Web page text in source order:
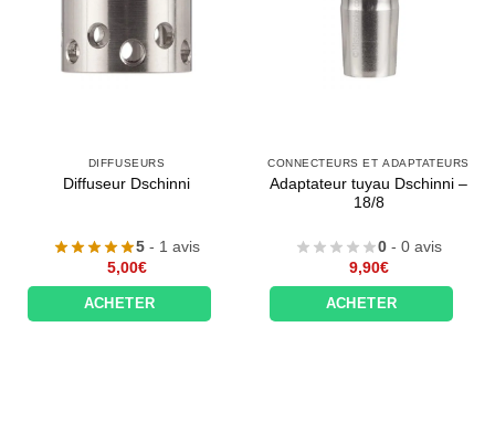
DIFFUSEURS
Diffuseur Dschinni
5 - 1 avis
5,00€
ACHETER
CONNECTEURS ET ADAPTATEURS
Adaptateur tuyau Dschinni –
18/8
0 - 0 avis
9,90€
ACHETER